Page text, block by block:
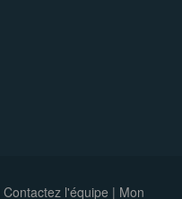
Contactez l'équipe | Mon